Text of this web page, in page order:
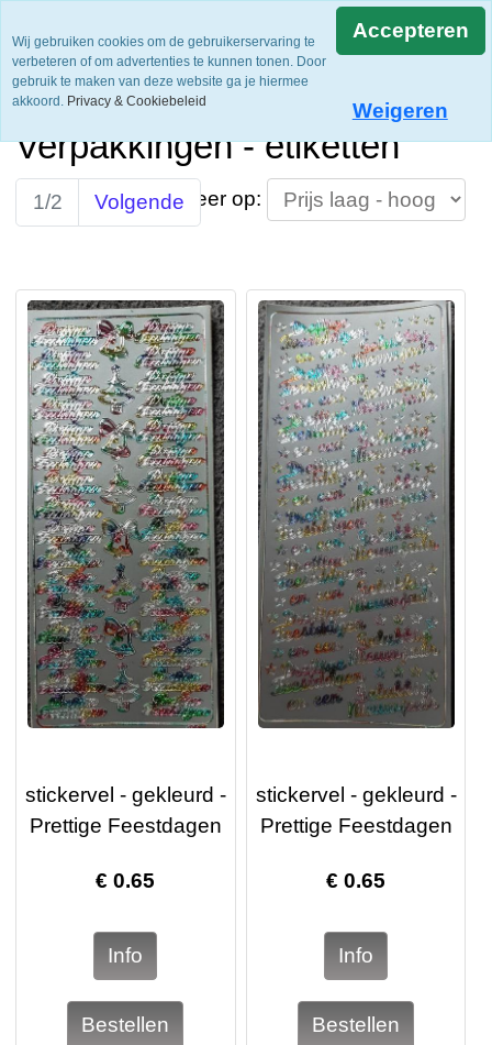
Verpakkingen - etiketten
Sorteer op:
1/2 Volgende
stickervel - gekleurd -
Prettige Feestdagen
€0.65
stickervel - gekleurd -
Prettige Feestdagen
€0.65
Wij gebruiken cookies om de gebruikerservaring te
verbeteren of om advertenties te kunnen tonen. Door
gebruik te maken van deze website ga je hiermee
akkoord. Privacy & Cookiebeleid
Accepteren
Weigeren